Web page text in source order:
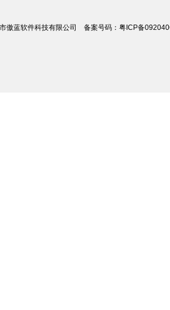
傲蓝软件科技有限公司 备案号码： 粤ICP备